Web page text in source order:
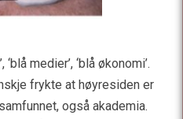
medier’, ‘blå økonomi’.
frykte at høyresiden er
også akademia.